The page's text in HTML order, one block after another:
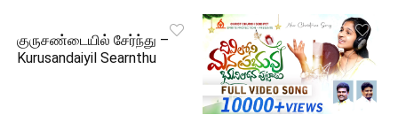
குருசண்டையில் சேர்ந்து –
Kurusandaiyil Searnthu